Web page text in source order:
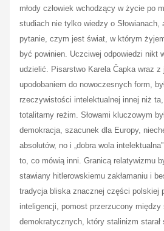
młody człowiek wchodzący w życie po
studiach nie tylko wiedzy o Słowianach,
pytanie, czym jest świat, w którym
być powinien. Uczciwej odpowiedzi nikt
udzielić. Pisarstwo Karela Čapka wraz
upodobaniem do nowoczesnych form,
rzeczywistości intelektualnej innej niż
totalitarny reżim. Słowami kluczowym
demokracja, szacunek dla Europy,
absolutów, no i „dobra wola
to, co mówią inni. Granicą relatywizmu
stawiany hitlerowskiemu zakłamaniu i
tradycja bliska znacznej części polskiej
inteligencji, pomost przerzucony
demokratycznych, który stalinizm